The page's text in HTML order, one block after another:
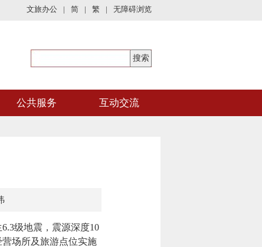
文旅办公 | 简 | 繁 | 无障碍浏览
公共服务 互动交流
级地震，震源深度10
场所及旅游点位实施